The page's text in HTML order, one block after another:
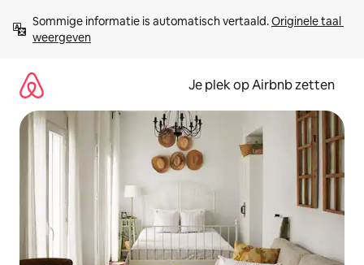
direct
naar
Sommige informatie is automatisch vertaald. Originele taal
weergeven
Je plek op Airbnb zetten